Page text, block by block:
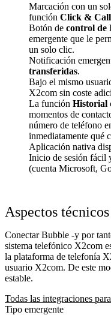
Marcación con un
función Click & Call
Botón de control de
emergente que le
un solo clic.
Notificación
transferidas.
Bajo el mismo
X2com sin coste
La función Historial
momentos de
número de teléfono
inmediatamente qué
Aplicación nativa
Inicio de sesión fácil
(cuenta Microsoft,
Aspectos técnicos
Conectar Bubble -y por
sistema telefónico X2com
la plataforma de telefonía
usuario X2com. De este
estable.
Todas las integraciones
Tipo emergente